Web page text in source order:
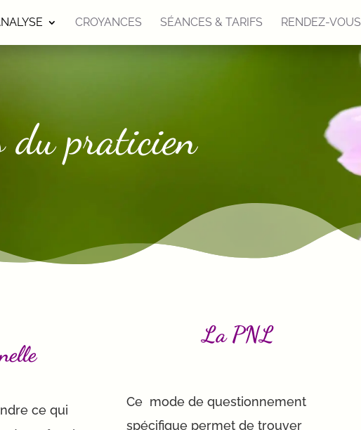
CROYANCES SÉANCES & TARIFS RENDEZ-VOUS
du praticien
ce qui
La PNL
Ce mode de questionnement
spécifique permet de trouver